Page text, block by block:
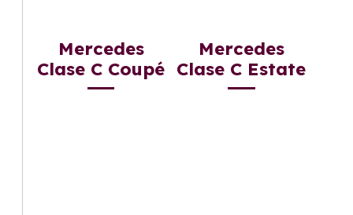
Mercedes
Clase C Coupé
Mercedes
Clase C Estate